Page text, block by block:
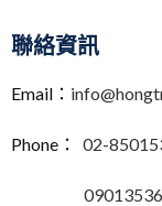
聯絡資訊
Email：
Phone： 02-